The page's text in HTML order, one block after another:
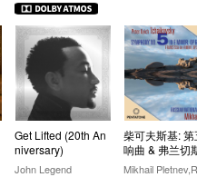
Get Lifted (20th An
niversary)
John Legend
柴可夫斯基: 第
响曲 & 弗兰切
达·里米尼